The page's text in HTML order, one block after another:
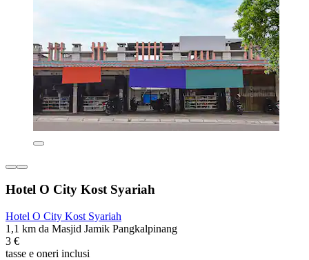
Hotel O City Kost Syariah
Hotel O City Kost Syariah
1,1 km da Masjid Jamik Pangkalpinang
3 €
tasse e oneri inclusi